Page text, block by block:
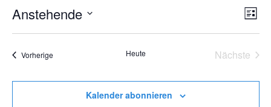
Liste
Anstehende
VorherigeVeranstaltungen Heute
Nächste
Kalender abonnieren